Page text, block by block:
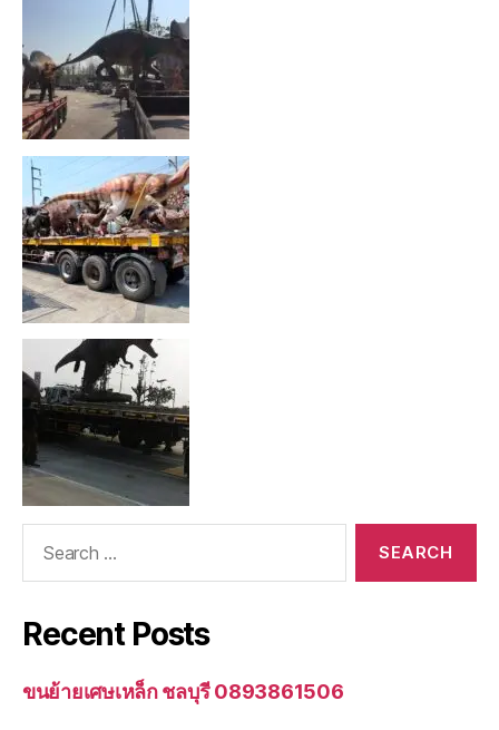
Recent Posts
ขนย้ายเศษเหล็ก ชลบุรี 0893861506